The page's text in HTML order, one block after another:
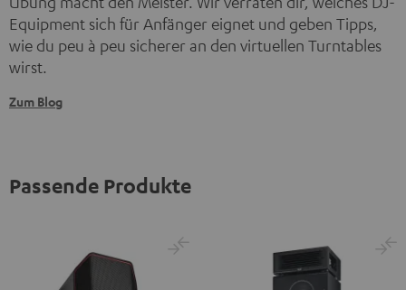
Equipment sich für Anfänger eignet und geben Tipps,
wie du peu à peu sicherer an den virtuellen Turntables
wirst.
Zum Blog
Passende Produkte